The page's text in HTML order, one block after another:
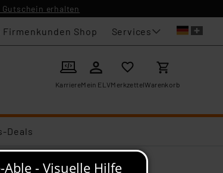
erhalten
Firmenkunden Shop Services
KarriereMein ELVMerkzettelWarenkorb
Deals